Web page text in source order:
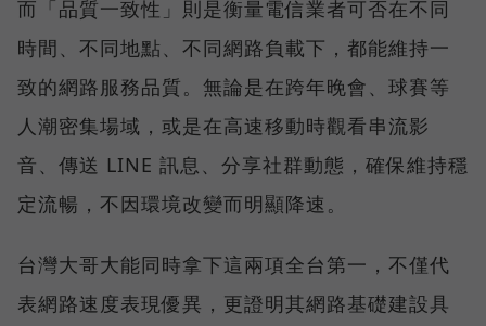
而「品質一致性」則是衡量電信業者可否在不同
時間、不同地點、不同網路負載下，都能維持一
致的網路服務品質。無論是在跨年晚會、球賽等
人潮密集場域，或是在高速移動時觀看串流影
音、傳送 LINE 訊息、分享社群動態，確保維持穩
定流暢，不因環境改變而明顯降速。
台灣大哥大能同時拿下這兩項全台第一，不僅代
表網路速度表現優異，更證明其網路基礎建設具